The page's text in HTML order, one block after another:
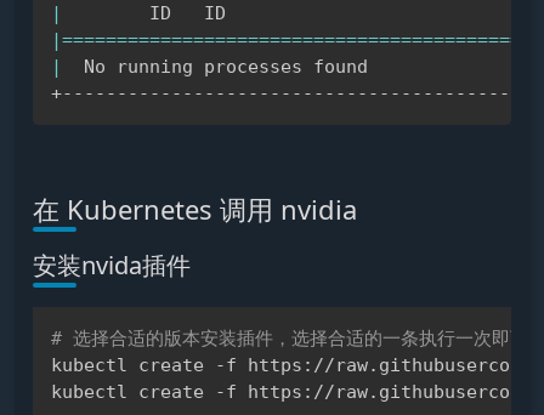
|
ID   ID
| ==========================================
|
No running
在 Kubernetes 调用 nvidia
安装nvida插件
# 选择合适的版本安装插件，选择合适的一条执行一次即可
kubectl create -f https://
Copy